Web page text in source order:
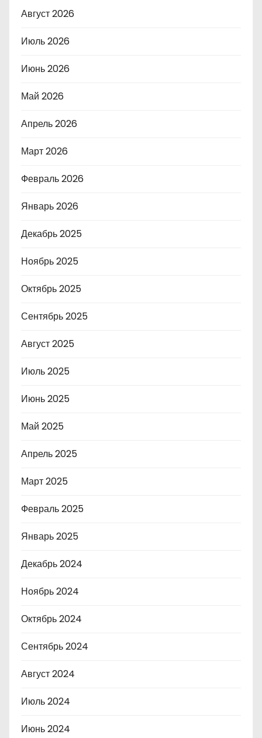
Август 2026
Июль 2026
Июнь 2026
Май 2026
Апрель 2026
Март 2026
Февраль 2026
Январь 2026
Декабрь 2025
Ноябрь 2025
Октябрь 2025
Сентябрь 2025
Август 2025
Июль 2025
Июнь 2025
Май 2025
Апрель 2025
Март 2025
Февраль 2025
Январь 2025
Декабрь 2024
Ноябрь 2024
Октябрь 2024
Сентябрь 2024
Август 2024
Июль 2024
Июнь 2024